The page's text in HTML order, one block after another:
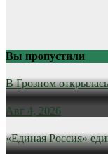
Вы пропустили
В Грозном
Авг 4, 2026
«Единая Россия»